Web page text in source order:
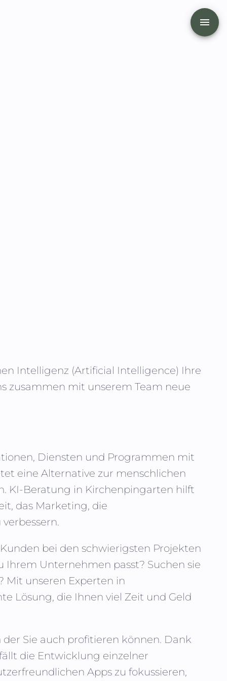
Intelligenz (Artificial Intelligence) Ihre
zusammen mit unserem Team neue
Diensten und Programmen mit
eine Alternative zur menschlichen
KI-Beratung in Kirchenpingarten hilft
das Marketing, die
bei den schwierigsten Projekten
Unternehmen passt? Suchen sie
Mit unseren Experten in
Lösung, die Ihnen viel Zeit und Geld
Sie auch profitieren können. Dank
die Entwicklung einzelner
Apps zu fokussieren,